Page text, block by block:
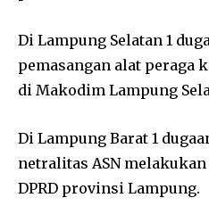
Di Lampung Selatan 1
pemasangan alat peraga
di Makodim Lampung
Di Lampung Barat 1
netralitas ASN
DPRD provinsi Lampung.